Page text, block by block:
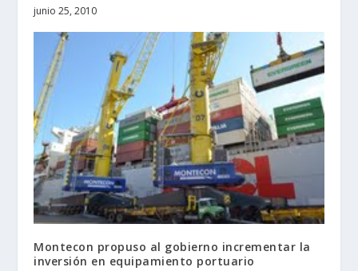
junio 25, 2010
Montecon propuso al gobierno incrementar la
inversión en equipamiento portuario